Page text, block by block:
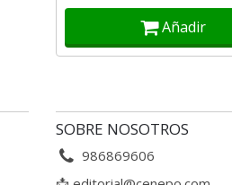
Añadir
SOBRE NOSOTROS
986869606